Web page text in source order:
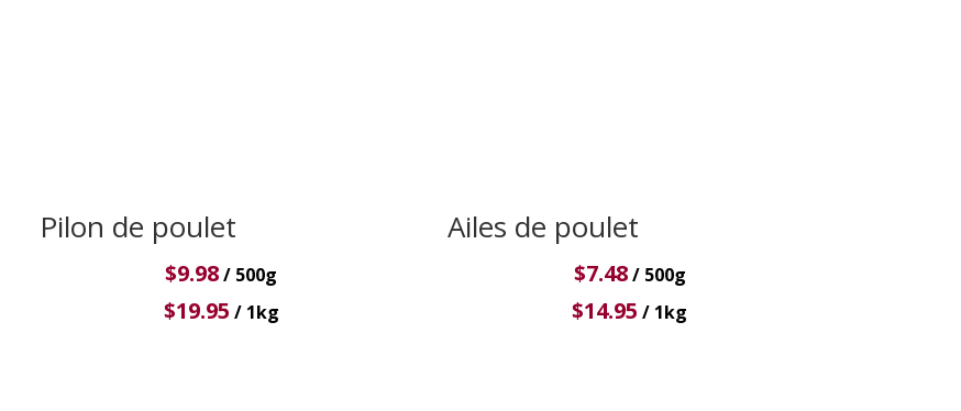
Pilon de poulet
$9.98/ 500g
$19.95 / 1kg
Ailes de poulet
$7.48/ 500g
$14.95 / 1kg